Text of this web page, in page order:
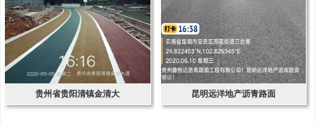
贵州省贵阳清镇金清大 昆明远洋地产沥青路面